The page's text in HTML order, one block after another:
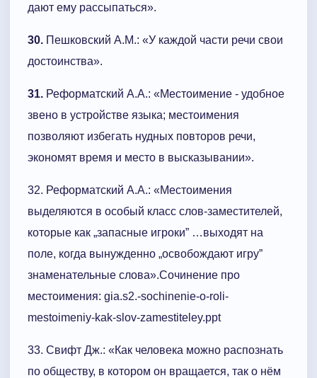
дают ему рассыпаться».
30. Пешковский А.М.: «У каждой части речи свои
достоинства».
31. Реформатский А.А.: «Местоимение - удобное
звено в устройстве языка; местоимения
позволяют избегать нудных повторов речи,
экономят время и место в высказывании».
32. Реформатский А.А.: «Местоимения
выделяются в особый класс слов-заместителей,
которые как „запасные игроки” …выходят на
поле, когда вынужденно „освобождают игру”
знаменательные слова».Сочинение про
местоимения: gia.s2.-sochinenie-o-roli-
mestoimeniy-kak-slov-zamestiteley.ppt
33. Свифт Дж.: «Как человека можно распознать
по обществу, в котором он вращается, так о нём